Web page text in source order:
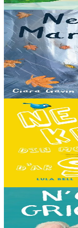
Er stok13,00 €
3 bloaz hag ouzhpenn
Bannoù-heol
Nebaon,
An avel, ar glav... Ne
Spontet-mik e vez
nevez, a zeuio a-benn
Er stok13,00 €
3 bloaz hag ouzhpenn
Bannoù-heol
Ne fell ket din
Hiziv emañ devezh
ket dezho mont, tamm
pezh mell souezhenn....
13,00 €
3 bloaz hag ouzhpenn
Bannoù-heol
N'on ket grignous